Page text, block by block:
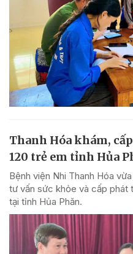
Thanh Hóa khám,
120 trẻ em tỉnh Hủa
Bệnh viện Nhi Thanh Hóa
tư vấn sức khỏe và cấp phát
tại tỉnh Hủa Phăn.